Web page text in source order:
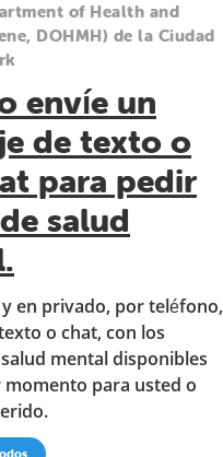
of Health and
DOHMH) de la Ciudad
envíe un
de texto o
para pedir
salud
en privado, por teléfono,
o chat, con los
mental disponibles
momento para usted o